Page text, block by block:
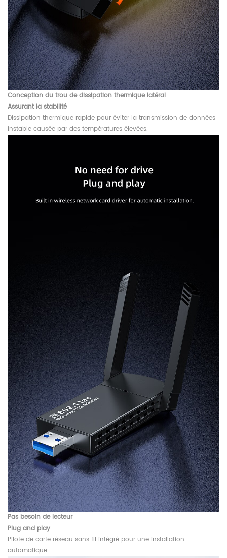
Conception du trou de dissipation thermique latéral
Assurant la stabilité
Dissipation thermique rapide pour éviter la transmission de données
instable causée par des températures élevées.
Pas besoin de lecteur
Plug and play
Pilote de carte réseau sans fil intégré pour une installation
automatique.